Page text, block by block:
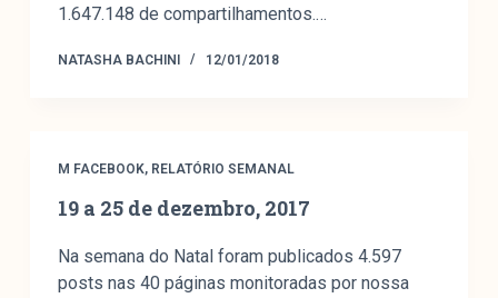
1.647.148 de compartilhamentos.…
NATASHA BACHINI 12/01/2018
M FACEBOOK, RELATÓRIO SEMANAL
19 a 25 de dezembro, 2017
Na semana do Natal foram publicados 4.597
posts nas 40 páginas monitoradas por nossa